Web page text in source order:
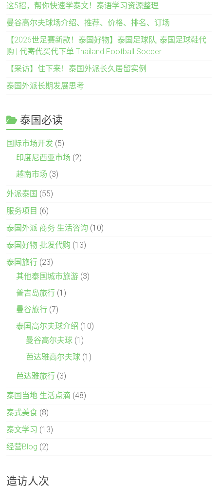
这5招，帮你快速学泰文！泰语学习资源整理
曼谷高尔夫球场介绍、推荐、价格、排名、订场
【2026世足赛新款！泰国好物】泰国足球队, 泰国足球鞋代
购 | 代寄代买代下单 Thailand Football Soccer
【采访】住下来！泰国外派长久居留实例
泰国外派长期发展思考
泰国必读
国际市场开发 (5)
印度尼西亚市场 (2)
越南市场 (3)
外派泰国 (55)
服务项目 (6)
泰国外派 商务 生活咨询 (10)
泰国好物 批发代购 (13)
泰国旅行 (23)
其他泰国城市旅游 (3)
普吉岛旅行 (1)
曼谷旅行 (7)
泰国高尔夫球介绍 (10)
曼谷高尔夫球 (1)
芭达雅高尔夫球 (1)
芭达雅旅行 (3)
泰国当地 生活点滴 (48)
泰式美食 (8)
泰文学习 (13)
经营Blog (2)
造访人次